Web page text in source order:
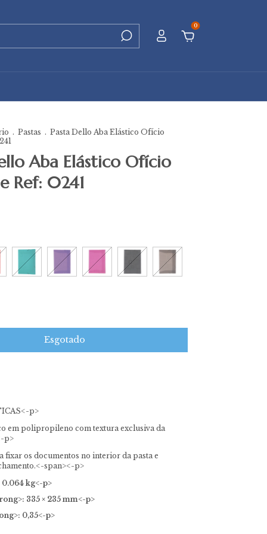
0
. Pastas . Pasta Dello Aba Elástico Ofício
Aba Elástico Ofício
Ref: 0241
p>
em polipropileno com textura exclusiva da
p>
fixar os documentos no interior da pasta e
span><-p>
kg<-p>
335 × 235 mm<-p>
0,35<-p>